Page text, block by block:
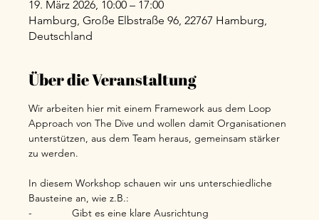
19. März 2026, 10:00 – 17:00
Hamburg, Große Elbstraße 96, 22767 Hamburg,
Deutschland
Über die Veranstaltung
Wir arbeiten hier mit einem Framework aus dem Loop
Approach von The Dive und wollen damit Organisationen
unterstützen, aus dem Team heraus, gemeinsam stärker
zu werden.
In diesem Workshop schauen wir uns unterschiedliche
Bausteine an, wie z.B.:
-              Gibt es eine klare Ausrichtung